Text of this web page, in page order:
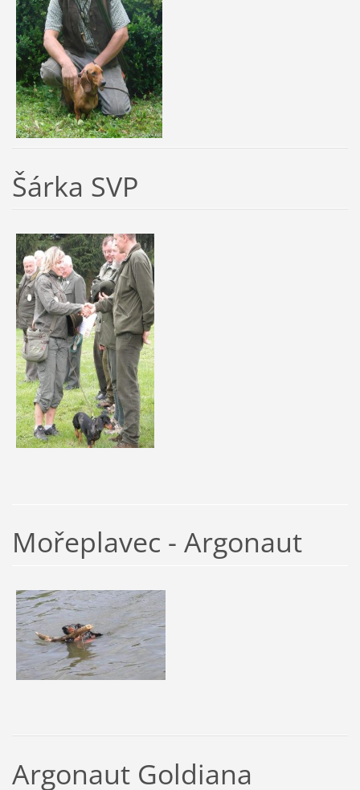
Šárka SVP
Mořeplavec - Argonaut
Argonaut Goldiana